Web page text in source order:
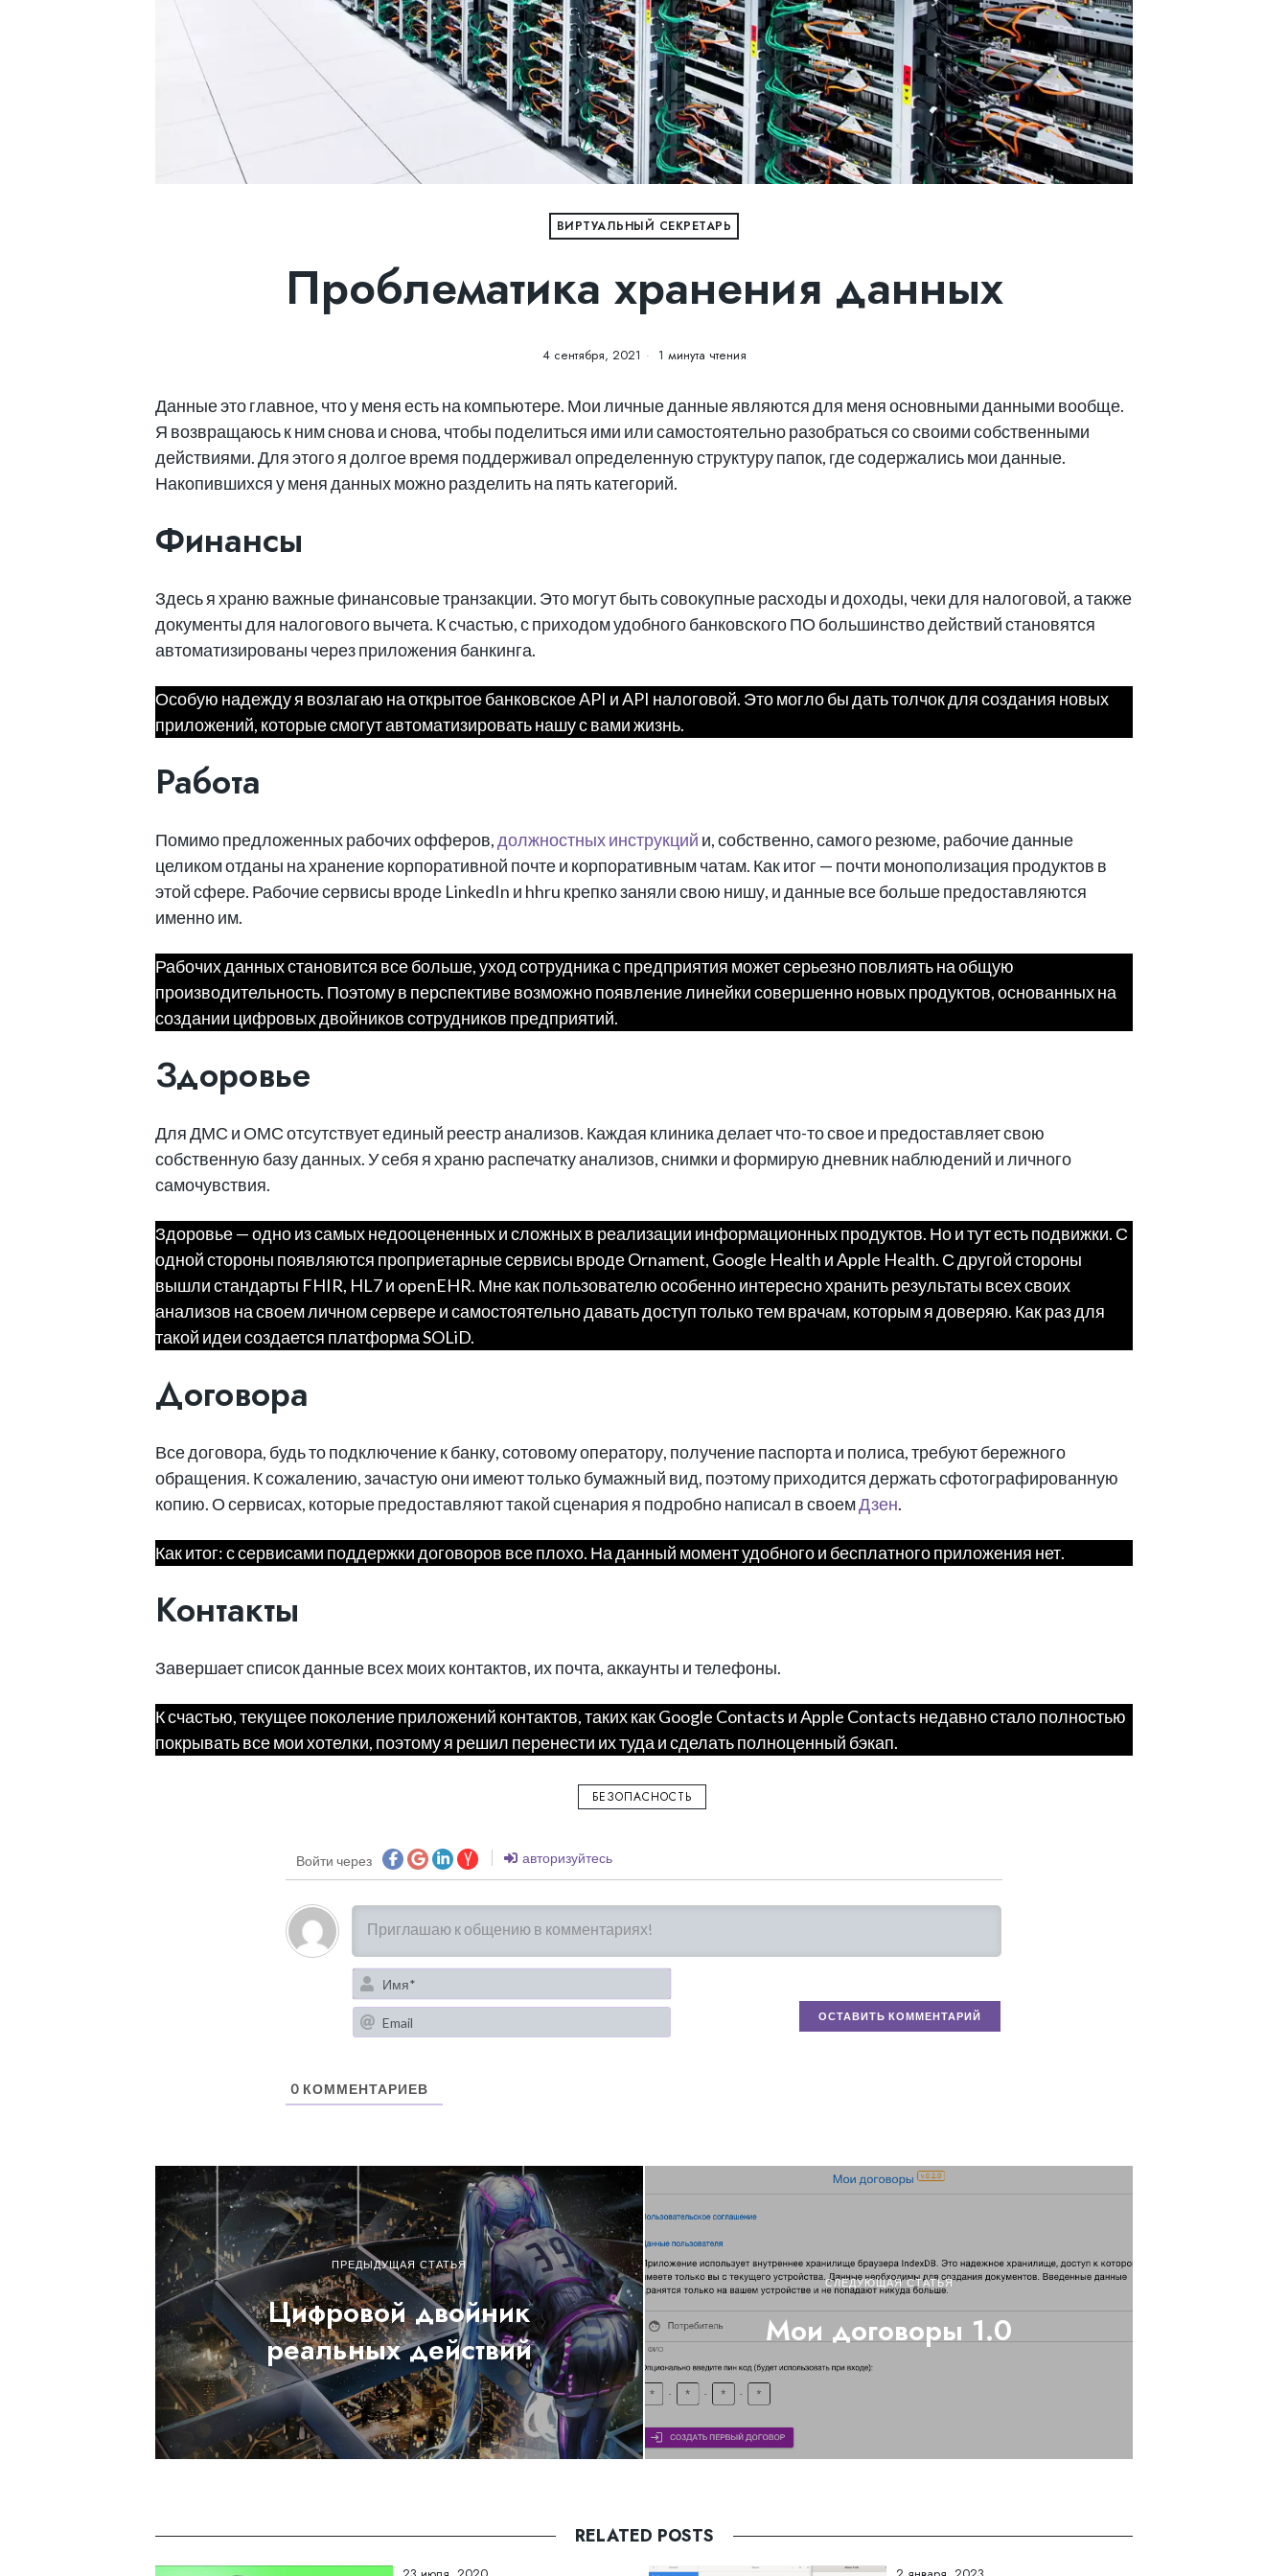
ВИРТУАЛЬНЫЙ СЕКРЕТАРЬ
Проблематика хранения данных
4 сентября, 2021 1 минута чтения
Данные это главное, что у меня есть на компьютере. Мои личные данные являются для меня основными данными вообще.
Я возвращаюсь к ним снова и снова, чтобы поделиться ими или самостоятельно разобраться со своими собственными
действиями. Для этого я долгое время поддерживал определенную структуру папок, где содержались мои данные.
Накопившихся у меня данных можно разделить на пять категорий.
Финансы
Здесь я храню важные финансовые транзакции. Это могут быть совокупные расходы и доходы, чеки для налоговой, а также
документы для налогового вычета. К счастью, с приходом удобного банковского ПО большинство действий становятся
автоматизированы через приложения банкинга.
Особую надежду я возлагаю на открытое банковское API и API налоговой. Это могло бы дать толчок для создания новых
приложений, которые смогут автоматизировать нашу с вами жизнь.
Работа
Помимо предложенных рабочих офферов, должностных инструкций и, собственно, самого резюме, рабочие данные
целиком отданы на хранение корпоративной почте и корпоративным чатам. Как итог — почти монополизация продуктов в
этой сфере. Рабочие сервисы вроде LinkedIn и hhru крепко заняли свою нишу, и данные все больше предоставляются
именно им.
Рабочих данных становится все больше, уход сотрудника с предприятия может серьезно повлиять на общую
производительность. Поэтому в перспективе возможно появление линейки совершенно новых продуктов, основанных на
создании цифровых двойников сотрудников предприятий.
Здоровье
Для ДМС и ОМС отсутствует единый реестр анализов. Каждая клиника делает что-то свое и предоставляет свою
собственную базу данных. У себя я храню распечатку анализов, снимки и формирую дневник наблюдений и личного
самочувствия.
Здоровье — одно из самых недооцененных и сложных в реализации информационных продуктов. Но и тут есть подвижки. С
одной стороны появляются проприетарные сервисы вроде Ornament, Google Health и Apple Health. С другой стороны
вышли стандарты FHIR, HL7 и openEHR. Мне как пользователю особенно интересно хранить результаты всех своих
анализов на своем личном сервере и самостоятельно давать доступ только тем врачам, которым я доверяю. Как раз для
такой идеи создается платформа SOLiD.
Договора
Все договора, будь то подключение к банку, сотовому оператору, получение паспорта и полиса, требуют бережного
обращения. К сожалению, зачастую они имеют только бумажный вид, поэтому приходится держать сфотографированную
копию. О сервисах, которые предоставляют такой сценария я подробно написал в своемДзен.
Как итог: с сервисами поддержки договоров все плохо. На данный момент удобного и бесплатного приложения нет.
Контакты
Завершает список данные всех моих контактов, их почта, аккаунты и телефоны.
К счастью, текущее поколение приложений контактов, таких как Google Contacts и Apple Contacts недавно стало полностью
покрывать все мои хотелки, поэтому я решил перенести их туда и сделать полноценный бэкап.
БЕЗОПАСНОСТЬ
Войти через авторизуйтесь
0 КОММЕНТАРИЕВ
ПРЕДЫДУЩАЯ СТАТЬЯ
Цифровой двойник
реальных действий
СЛЕДУЮЩАЯ СТАТЬЯ
Мои договоры 1.0
RELATED POSTS